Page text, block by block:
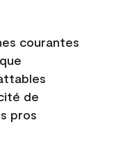
courantes
de
pros